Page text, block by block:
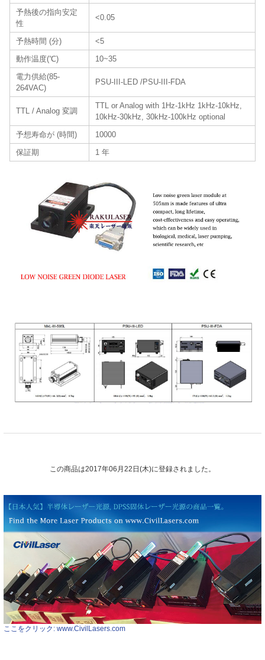
予熱後の指向安定
性
<0.05
予熱時間 (分)
<5
動作温度(℃)
10~35
電力供給(85-
264VAC)
PSU-III-LED /PSU-III-FDA
TTL / Analog 変調
TTL or Analog with 1Hz-1kHz 1kHz-10kHz,
10kHz-30kHz, 30kHz-100kHz optional
予想寿命が (時間)
10000
保証期
1 年
この商品は2017年06月22日(木)に登録されました。
ここをクリック: www.CivilLasers.com